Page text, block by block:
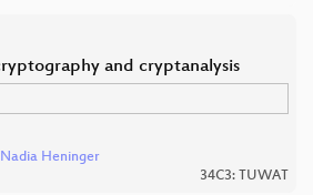
and cryptanalysis
Nadia Heninger
34C3: TUWAT